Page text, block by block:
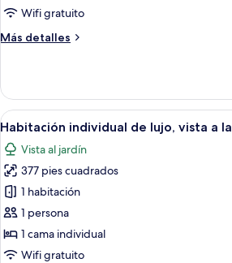
Wifi gratuito
Más detalles
Más
(Timoulay)
Abrir
todas
las
fotos
de
Habitación
individual
de
Una
16
Habitación individual de lujo, vista a
Vista al jardín
377 pies cuadrados
1 habitación
1 persona
1 cama individual
Wifi gratuito